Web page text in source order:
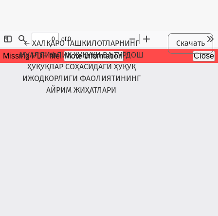
←Maqola tafsilotlariga qaytish
ХАЛҚАРО ТАШКИЛОТЛАРНИНГ
МУАЛЛИФЛИК ҲУҚУҚИ ВА ТУРДОШ
ҲУҚУҚЛАР СОҲАСИДАГИ ҲУҚУҚ
ИЖОДКОРЛИГИ ФАОЛИЯТИНИНГ
АЙРИМ ЖИҲАТЛАРИ
Скачать